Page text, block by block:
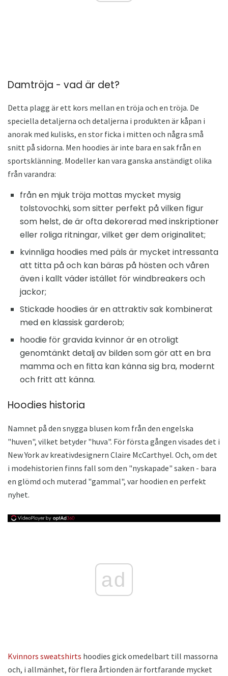
Damtröja - vad är det?
Detta plagg är ett kors mellan en tröja och en tröja. De
speciella detaljerna och detaljerna i produkten är kåpan i
anorak med kulisks, en stor ficka i mitten och några små
snitt på sidorna. Men hoodies är inte bara en sak från en
sportsklänning. Modeller kan vara ganska anständigt olika
från varandra:
från en mjuk tröja mottas mycket mysig
tolstovochki, som sitter perfekt på vilken figur
som helst, de är ofta dekorerad med inskriptioner
eller roliga ritningar, vilket ger dem originalitet;
kvinnliga hoodies med päls är mycket intressanta
att titta på och kan bäras på hösten och våren
även i kallt väder istället för windbreakers och
jackor;
Stickade hoodies är en attraktiv sak kombinerat
med en klassisk garderob;
hoodie för gravida kvinnor är en otroligt
genomtänkt detalj av bilden som gör att en bra
mamma och en fitta kan känna sig bra, modernt
och fritt att känna.
Hoodies historia
Namnet på den snygga blusen kom från den engelska
"huven", vilket betyder "huva". För första gången visades det i
New York av kreativdesignern Claire McCarthyel. Och, om det
i modehistorien finns fall som den "nyskapade" saken - bara
en glömd och muterad "gammal", var hoodien en perfekt
nyhet.
ad
Kvinnors sweatshirts hoodies gick omedelbart till massorna
och, i allmänhet, för flera årtionden är fortfarande mycket